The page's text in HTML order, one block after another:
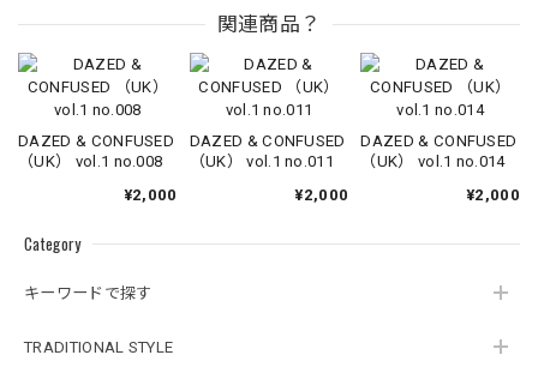
Category
キーワードで探す
TRADITIONAL STYLE
関連商品？
DAZED & CONFUSED
（UK） vol.1 no.008
¥2,000
DAZED & CONFUSED
（UK） vol.1 no.011
¥2,000
DAZED & CONFUSED
（UK） vol.1 no.014
¥2,000